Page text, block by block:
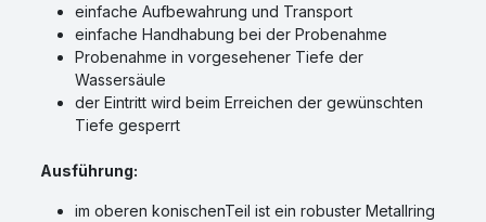
einfache Aufbewahrung und Transport
einfache Handhabung bei der Probenahme
Probenahme in vorgesehener Tiefe der
Wassersäule
der Eintritt wird beim Erreichen der gewünschten
Tiefe gesperrt
Ausführung:
im oberen konischenTeil ist ein robuster Metallring